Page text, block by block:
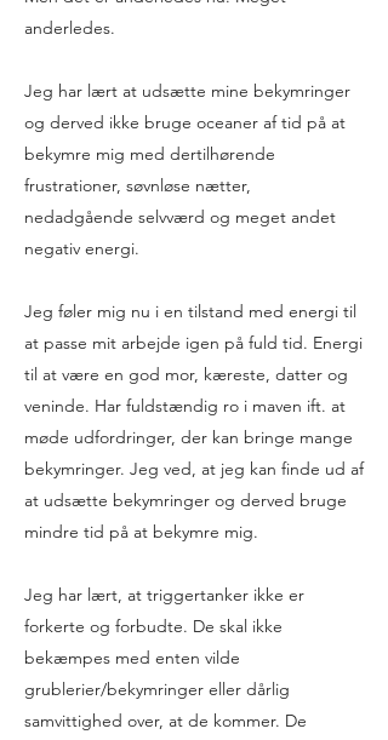
anderledes.
Jeg har lært at udsætte mine bekymringer
og derved ikke bruge oceaner af tid på at
bekymre mig med dertilhørende
frustrationer, søvnløse nætter,
nedadgående selvværd og meget andet
negativ energi.
Jeg føler mig nu i en tilstand med energi til
at passe mit arbejde igen på fuld tid. Energi
til at være en god mor, kæreste, datter og
veninde. Har fuldstændig ro i maven ift. at
møde udfordringer, der kan bringe mange
bekymringer. Jeg ved, at jeg kan finde ud af
at udsætte bekymringer og derved bruge
mindre tid på at bekymre mig.
Jeg har lært, at triggertanker ikke er
forkerte og forbudte. De skal ikke
bekæmpes med enten vilde
grublerier/bekymringer eller dårlig
samvittighed over, at de kommer. De